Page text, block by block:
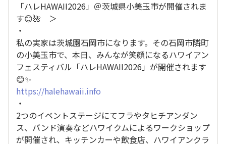
「ハレHAWAII2026」＠茨城県小美玉市が開催されま
す😊🌺 ＞
・
私の実家は茨城園石岡市になります。その石岡市隣町
の小美玉市で、本日、みんなが笑顔になるハワイアン
フェスティバル「ハレHAWAII2026」が開催されます
😊✨
https://halehawaii.info
・
2つのイベントステージにてフラやタヒチアンダン
ス、バンド演奏などハワイクムによるワークショップ
が開催され、キッチンカーや飲食店、ハワイアンクラ